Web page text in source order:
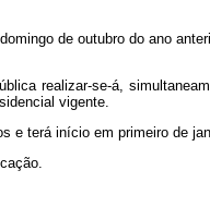
de outubro do ano
realizar-se-á,
vigente.
e terá início em primeiro de